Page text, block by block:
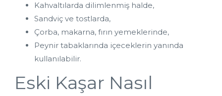
Kahvaltılarda dilimlenmiş halde,
Sandviç ve tostlarda,
Çorba, makarna, fırın yemeklerinde,
Peynir tabaklarında içeceklerin yanında
kullanılabilir.
Eski Kaşar Nasıl